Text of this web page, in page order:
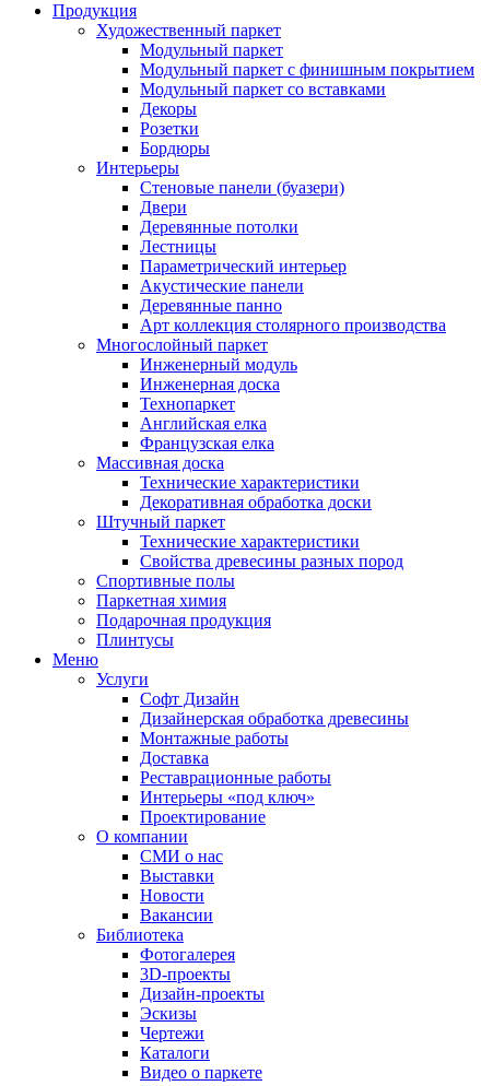
Продукция
Художественный паркет
Модульный паркет
Модульный паркет с финишным покрытием
Модульный паркет со вставками
Декоры
Розетки
Бордюры
Интерьеры
Стеновые панели (буазери)
Двери
Деревянные потолки
Лестницы
Параметрический интерьер
Акустические панели
Деревянные панно
Арт коллекция столярного производства
Многослойный паркет
Инженерный модуль
Инженерная доска
Технопаркет
Английская елка
Французская елка
Массивная доска
Технические характеристики
Декоративная обработка доски
Штучный паркет
Технические характеристики
Свойства древесины разных пород
Спортивные полы
Паркетная химия
Подарочная продукция
Плинтусы
Меню
Услуги
Софт Дизайн
Дизайнерская обработка древесины
Монтажные работы
Доставка
Реставрационные работы
Интерьеры «под ключ»
Проектирование
О компании
СМИ о нас
Выставки
Новости
Вакансии
Библиотека
Фотогалерея
3D-проекты
Дизайн-проекты
Эскизы
Чертежи
Каталоги
Видео о паркете